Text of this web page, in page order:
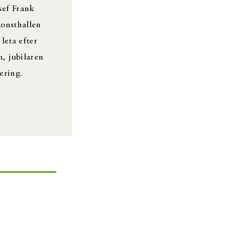
Frank
leta efter
jubilaren